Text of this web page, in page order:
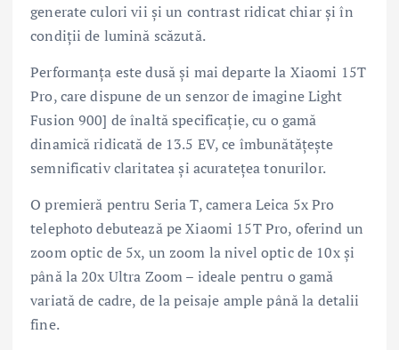
generate culori vii și un contrast ridicat chiar și în
condiții de lumină scăzută.
Performanța este dusă și mai departe la Xiaomi 15T
Pro, care dispune de un senzor de imagine Light
Fusion 900] de înaltă specificație, cu o gamă
dinamică ridicată de 13.5 EV, ce îmbunătățește
semnificativ claritatea și acuratețea tonurilor.
O premieră pentru Seria T, camera Leica 5x Pro
telephoto debutează pe Xiaomi 15T Pro, oferind un
zoom optic de 5x, un zoom la nivel optic de 10x și
până la 20x Ultra Zoom – ideale pentru o gamă
variată de cadre, de la peisaje ample până la detalii
fine.